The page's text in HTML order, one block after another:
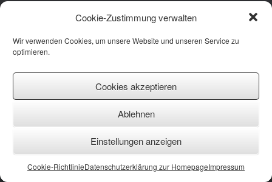
Cookie-Zustimmung verwalten
Wir verwenden Cookies, um unsere Website und unseren Service zu
optimieren.
Cookies akzeptieren
Ablehnen
Einstellungen anzeigen
Cookie-RichtlinieDatenschutzerklärung zur HomepageImpressum
16:00 – 17:00 Uhr
Donnerstag:
Cookie-Richtlinie (EU)
Facebook
Instagram
YouTube